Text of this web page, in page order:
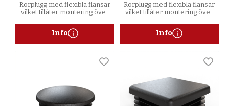
Rörplugg med flexibla flänsar
vilket tillåter montering över
Info
Rörplugg med flexibla flänsar
vilket tillåter montering över
Info
Lägg till i favoriter